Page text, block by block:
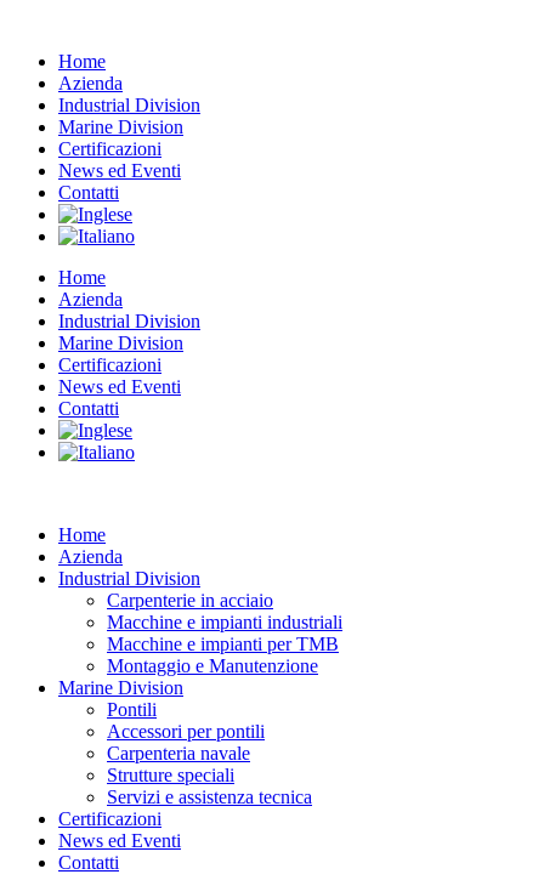
Home
Azienda
Industrial Division
Marine Division
Certificazioni
News ed Eventi
Contatti
Home
Azienda
Industrial Division
Marine Division
Certificazioni
News ed Eventi
Contatti
Home
Azienda
Industrial Division
Carpenterie in acciaio
Macchine e impianti industriali
Macchine e impianti per TMB
Montaggio e Manutenzione
Marine Division
Pontili
Accessori per pontili
Carpenteria navale
Strutture speciali
Servizi e assistenza tecnica
Certificazioni
News ed Eventi
Contatti